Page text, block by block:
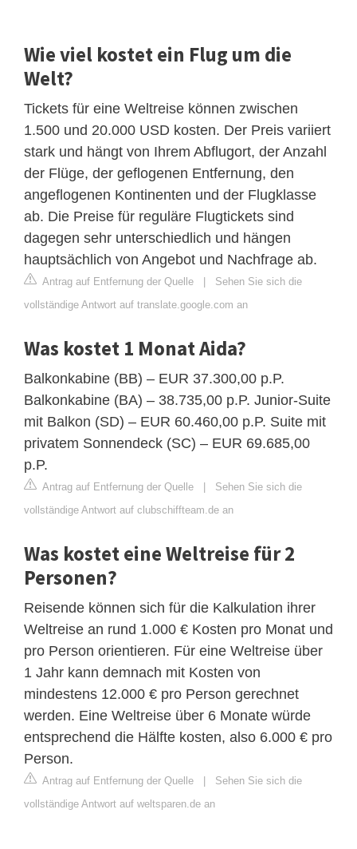
Wie viel kostet ein Flug um die
Welt?
Tickets für eine Weltreise können zwischen
1.500 und 20.000 USD kosten. Der Preis variiert
stark und hängt von Ihrem Abflugort, der Anzahl
der Flüge, der geflogenen Entfernung, den
angeflogenen Kontinenten und der Flugklasse
ab. Die Preise für reguläre Flugtickets sind
dagegen sehr unterschiedlich und hängen
hauptsächlich von Angebot und Nachfrage ab.
Antrag auf Entfernung der Quelle | Sehen Sie sich die
vollständige Antwort auf translate.google.com an
Was kostet 1 Monat Aida?
Balkonkabine (BB) – EUR 37.300,00 p.P.
Balkonkabine (BA) – 38.735,00 p.P. Junior-Suite
mit Balkon (SD) – EUR 60.460,00 p.P. Suite mit
privatem Sonnendeck (SC) – EUR 69.685,00
p.P.
Antrag auf Entfernung der Quelle | Sehen Sie sich die
vollständige Antwort auf clubschiffteam.de an
Was kostet eine Weltreise für 2
Personen?
Reisende können sich für die Kalkulation ihrer
Weltreise an rund 1.000 € Kosten pro Monat und
pro Person orientieren. Für eine Weltreise über
1 Jahr kann demnach mit Kosten von
mindestens 12.000 € pro Person gerechnet
werden. Eine Weltreise über 6 Monate würde
entsprechend die Hälfte kosten, also 6.000 € pro
Person.
Antrag auf Entfernung der Quelle | Sehen Sie sich die
vollständige Antwort auf weltsparen.de an